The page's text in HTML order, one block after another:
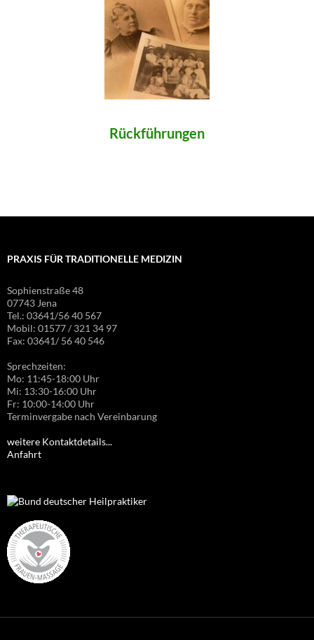
Rückführungen
PRAXIS FÜR TRADITIONELLE MEDIZIN
Sophienstraße 48
07743 Jena
Tel.: 03641/56 40 567
Mobil: 01577 / 321 34 97
Fax: 03641/ 56 40 546
Sprechzeiten:
Mo: 11:45-18:00 Uhr
Mi: 13:30-16:00 Uhr
Fr: 10:00-14:00 Uhr
Terminvergabe nach Vereinbarung
weitere Kontaktdetails...
Anfahrt